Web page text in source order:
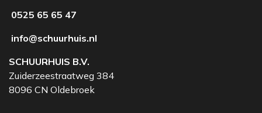
0525 65 65 47
info@schuurhuis.nl
SCHUURHUIS B.V.
Zuiderzeestraatweg 384
8096 CN Oldebroek